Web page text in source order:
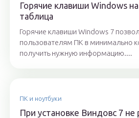
Горячие клавиши Windows
таблица
Горячие клавиши Windows 7
пользователям ПК в минимально
получить нужную информацию....
ПК и ноутбуки
При установке Виндовс 7